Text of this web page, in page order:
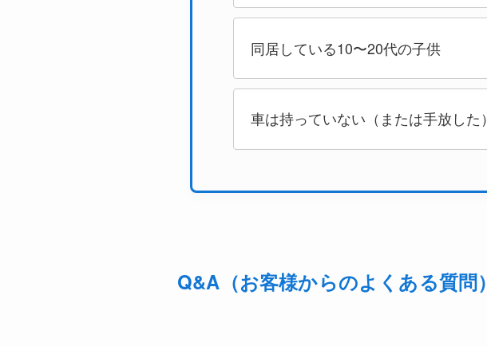
同居している10〜20代の子供
車は持っていない（または手放した）
Q&A（お客様からのよくある質問）